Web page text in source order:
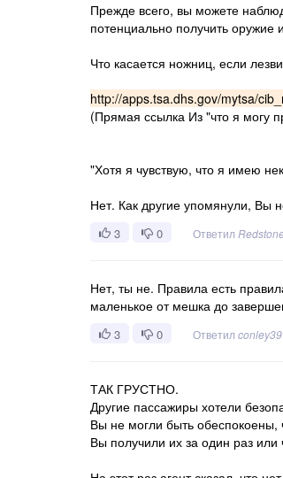
Прежде всего, вы можете
потенциально получить оружие
Что касается ножниц, если
http://apps.tsa.dhs.gov/mytsa/
(Прямая ссылка Из "что я могу
"Хотя я чувствую, что я имею
Нет. Как другие упомянули, Вы
3 0 Ответил
Нет, ты не. Правила есть
маленькое от мешка до
3 0 Ответил conley39
ТАК ГРУСТНО.
Другие пассажиры хотели
Вы не могли быть обеспокоены,
Вы получили их за один раз